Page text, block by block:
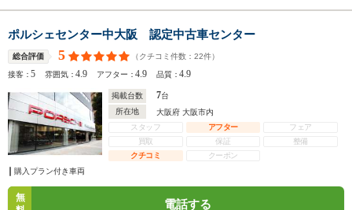
ポルシェセンター中大阪 認定中古車センター
総合評価 5 （クチコミ件数： 22件）
接客：5 雰囲気：4.9 アフター：4.9 品質：4.9
掲載台数 7台
所在地
大阪府 大阪市内
スタッフ
アフター
フェア
買取
保証
整備
クチコミ
クーポン
購入プラン付き車両
無
電話する